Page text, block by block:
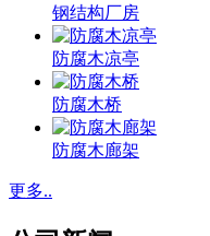
钢结构厂房
防腐木凉亭
防腐木桥
防腐木廊架
更多..